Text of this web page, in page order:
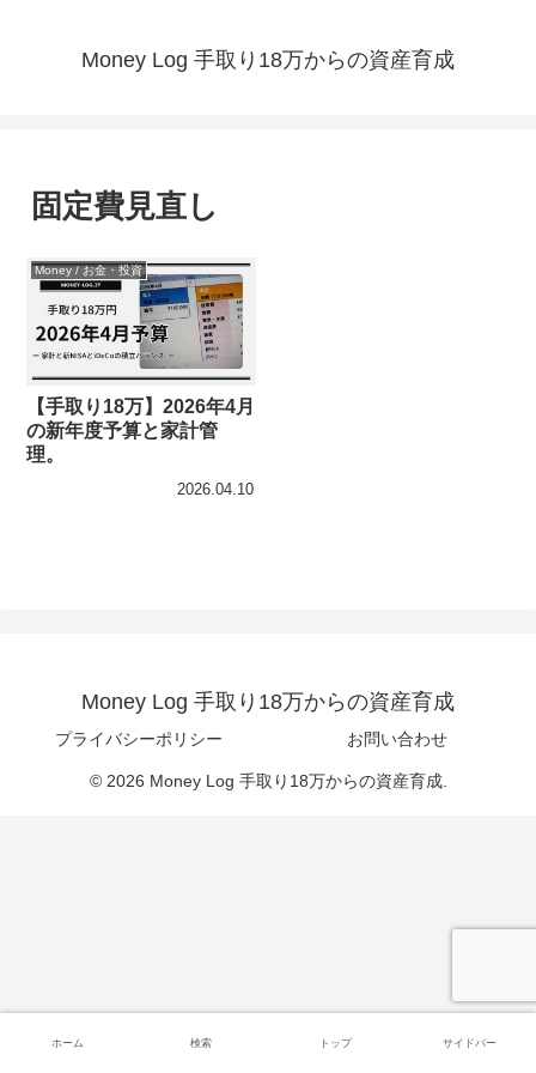
Money Log 手取り18万からの資産育成
固定費見直し
Money / お金・投資
【手取り18万】2026年4月
の新年度予算と家計管
理。
2026.04.10
Money Log 手取り18万からの資産育成
プライバシーポリシー お問い合わせ
© 2026 Money Log 手取り18万からの資産育成.
ホーム 検索 トップ サイドバー